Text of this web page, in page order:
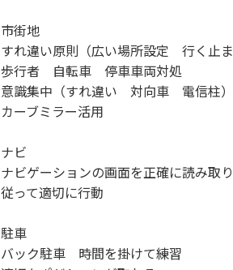
市街地
すれ違い原則（広い場所設定 行く止
歩行者 自転車 停車車両対処
意識集中（すれ違い 対向車 電信柱）
カーブミラー活用
ナビ
ナビゲーションの画面を正確に読み取り
従って適切に行動
駐車
バック駐車 時間を掛けて練習